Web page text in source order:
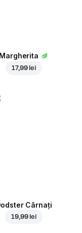
Margherita
17,99 lei
Cârnați
19,99 lei